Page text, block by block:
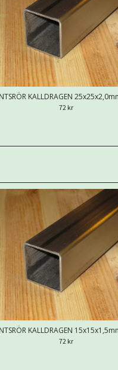
KALLDRAGEN
72 kr
KALLDRAGEN
72 kr